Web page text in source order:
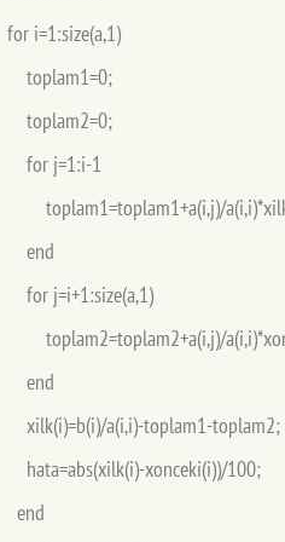
for i=1:size(a,1)
toplam1=0;
toplam2=0;
for j=1:i-1
toplam1=toplam1+a(i,j)/
end
for j=i+1:size(a,1)
toplam2=toplam2+a(i,j)/
end
xilk(i)=b(i)/a(i,i)-toplam1-toplam2;
hata=abs(xilk(i)-xonceki(i))/100;
end